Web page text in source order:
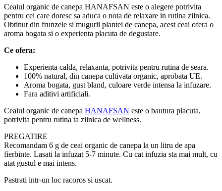
Ceaiul organic de canepa HANAFSAN este o alegere potrivita
pentru cei care doresc sa aduca o nota de relaxare in rutina zilnica.
Obtinut din frunzele si mugurii plantei de canepa, acest ceai ofera o
aroma bogata si o experienta placuta de degustare.
Ce ofera:
Experienta calda, relaxanta, potrivita pentru rutina de seara.
100% natural, din canepa cultivata organic, aprobata UE.
Aroma bogata, gust bland, culoare verde intensa la infuzare.
Fara aditivi artificiali.
Ceaiul organic de canepa HANAFSAN este o bautura placuta,
potrivita pentru rutina ta zilnica de wellness.
PREGATIRE
Recomandam 6 g de ceai organic de canepa la un litru de apa
fierbinte. Lasati la infuzat 5-7 minute. Cu cat infuzia sta mai mult, cu
atat gustul e mai intens.
Pastrati intr-un loc racoros si uscat.